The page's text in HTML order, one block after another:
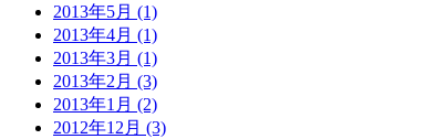
2013年5月 (1)
2013年4月 (1)
2013年3月 (1)
2013年2月 (3)
2013年1月 (2)
2012年12月 (3)